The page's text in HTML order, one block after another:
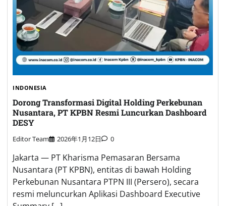
INDONESIA
Dorong Transformasi Digital Holding Perkebunan
Nusantara, PT KPBN Resmi Luncurkan Dashboard
DESY
Editor Team 2026年1月12日 0
Jakarta — PT Kharisma Pemasaran Bersama
Nusantara (PT KPBN), entitas di bawah Holding
Perkebunan Nusantara PTPN III (Persero), secara
resmi meluncurkan Aplikasi Dashboard Executive